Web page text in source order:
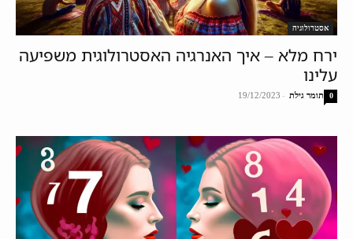
אסטרולוגיה
ירח מלא – איך האנרגיה האסטרולוגית משפיעה
עלינו
תומר גילת -
19/12/2023 0